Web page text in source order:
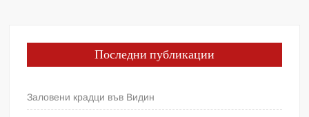
Последни публикации
Заловени крадци във Видин